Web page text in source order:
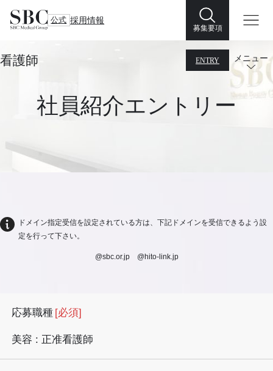
公式 採用情報
募集要項
看護師 ENTRY メニュー
社員紹介エントリー
ドメイン指定受信を設定されている方は、下記ドメインを受信できるよう設
定を行って下さい。
@sbc.or.jp @hito-link.jp
応募職種 [必須]
美容 : 正准看護師